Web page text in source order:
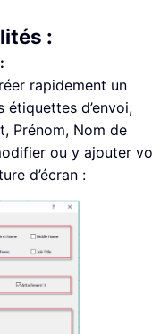
:
rapidement un
d’envoi,
Prénom, Nom de
ou y ajouter
d’écran :